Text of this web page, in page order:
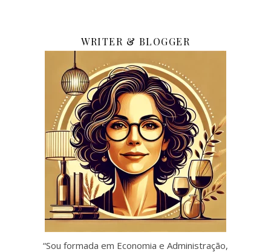
WRITER & BLOGGER
“Sou formada em Economia e Administração,